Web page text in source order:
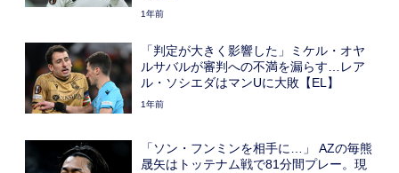
1年前
「判定が大きく影響した」ミケル・オヤ
ルサバルが審判への不満を漏らす…レア
ル・ソシエダはマンUに大敗【EL】
1年前
「ソン・フンミンを相手に…」 AZの毎熊
晟矢はトッテナム戦で81分間プレー。現